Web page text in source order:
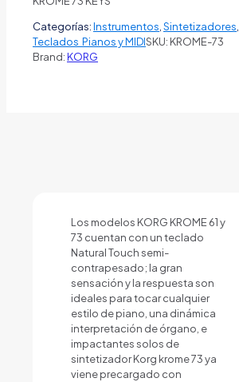
Categorías:Instrumentos,Sintetizadores,
Teclados Pianos y MIDISKU: KROME-73
Brand:KORG
Los modelos KORG KROME 61 y
73 cuentan con un teclado
Natural Touch semi-
contrapesado; la gran
sensación y la respuesta son
ideales para tocar cualquier
estilo de piano, una dinámica
interpretación de órgano, e
impactantes solos de
sintetizador Korg krome 73 ya
viene precargado con